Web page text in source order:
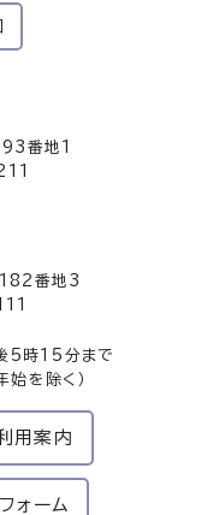
番地1
182番地3
5時15分まで
始を除く）
用案内
ォーム